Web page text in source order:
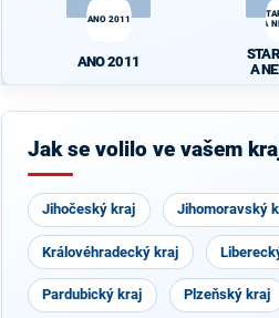
ANO 2011
ANO 2011
A
A
Jak se volilo ve vašem
Jihočeský kraj Jihomoravský
Královéhradecký kraj
Pardubický kraj Plzeňský kraj